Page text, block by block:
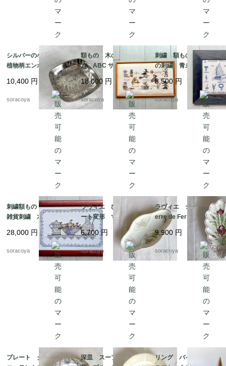
シルバーの小物入れ
植物柄エンボス gelb
社製 シルバープレー
ト 12otec11
10,400 円
soracoya
額もの 木のフレー
ム ABC サンプラー
くま クロスステッ
チ 図案 クマの物
語 12oter11
18,000 円
soracoya
刺繍 額もの ヨット
の刺繍 青糸 青フレ
ーム 12otdg45-2
8,500円
soracoya
刺繍額もの キッチン
雑貨刺繍 木製フレー
ム ポット ボール
ピッチャー フルー
ツ 12oter19
28,000 円
soracoya
ラヴィエ ひし形プレ
ート変形 すずらん
前菜オードブル プチ
ガトー おやつ 19tw
m34
6,700円
soracoya
ラヴィエ シェル型 T
erre de Fer トゥール
ドフェール ペクソン
ヌ窯 19twm36-2
9,900 円
soracoya
プレート クレイユ・
深皿 スープ皿 青
リング バイカラー